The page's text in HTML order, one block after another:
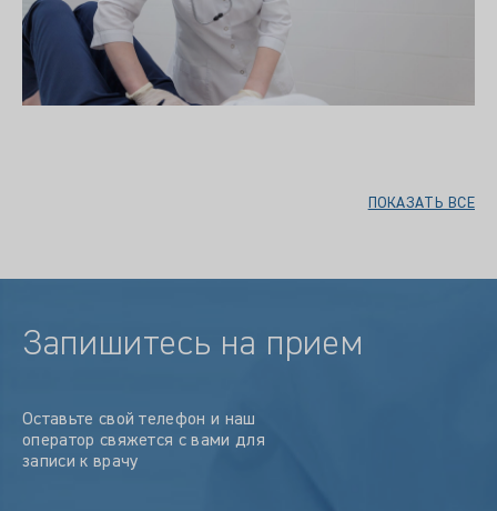
ПОКАЗАТЬ ВСЕ
Запишитесь на прием
Оставьте свой телефон и наш
оператор свяжется с вами для
записи к врачу